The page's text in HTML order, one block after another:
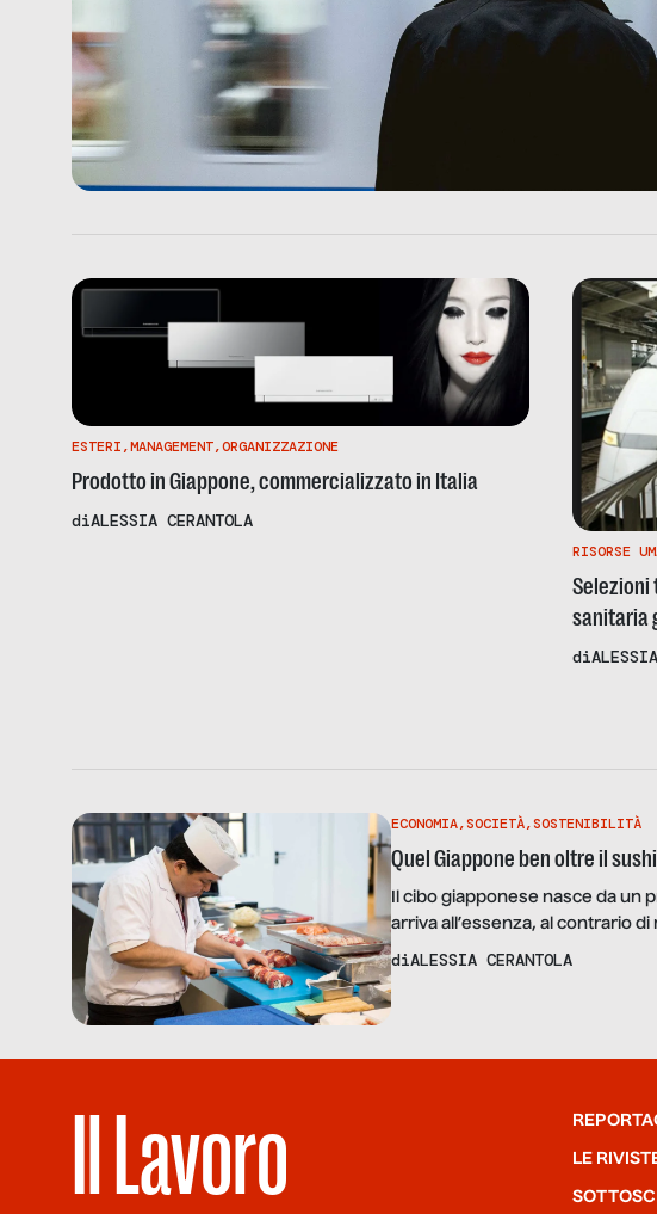
ESTERI,MANAGEMENT,ORGANIZZAZIONE
Prodotto in Giappone, commercializzato in Italia
diALESSIA CERANTOLA
RISORSE
Selezioni
sanitaria
di
ECONOMIA,SOCIETÀ,SOSTENIBILITÀ
Quel Giappone ben oltre il sushi
Il cibo giapponese nasce da un
arriva all’essenza, al contrario
quella francese e in parte quella
crescere il valore del risultato.
sviluppo e la creazione […]
diALESSIA CERANTOLA
Il Lavoro LE